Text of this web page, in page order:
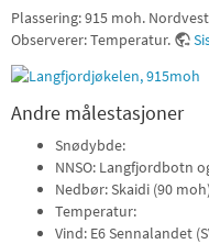
Plassering: 915 moh.
Observerer: Temperatur.
Andre målestasjoner
Snødybde:
NNSO: Langfjordbotn
Nedbør: Skaidi (90 moh)
Temperatur:
Vind: E6 Sennalandet